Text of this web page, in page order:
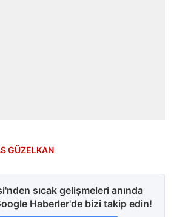
GÜZELKAN
sıcak gelişmeleri anında
Haberler'de bizi takip edin!